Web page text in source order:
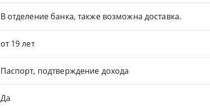
В отделение банка, также возможна доставка.
от 19 лет
Паспорт, подтверждение дохода
Да